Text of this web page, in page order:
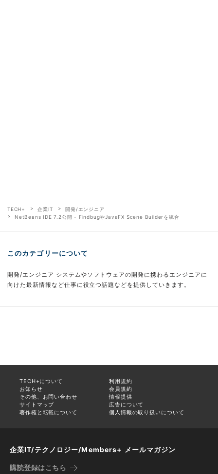
TECH+ 企業IT
開発/エンジニア
NetBeans IDE 7.2公開 - FindbugやJavaFX Scene Builderを統合
このカテゴリーについて
開発/エンジニア システムやソフトウェアの開発に携わるエンジニアに
向けた最新情報など仕事に役立つ話題などを提供していきます。
TECH+について
利用規約
お知らせ
会員規約
その他、お問い合わせ
情報提供
サイトマップ
広告について
著作権と転載について
個人情報の取り扱いについて
企業IT/テクノロジー/Members+ メールマガジン
購読登録はこちら